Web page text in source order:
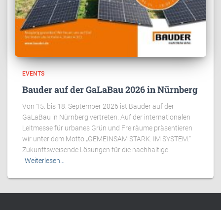
EVENTS
Bauder auf der GaLaBau 2026 in Nürnberg
Von 15. bis 18. September 2026 ist Bauder auf der
GaLaBau in Nürnberg vertreten. Auf der internationalen
Leitmesse für urbanes Grün und Freiräume präsentieren
wir unter dem Motto „GEMEINSAM STARK. IM SYSTEM.“
Zukunftsweisende Lösungen für die nachhaltige
Weiterlesen…